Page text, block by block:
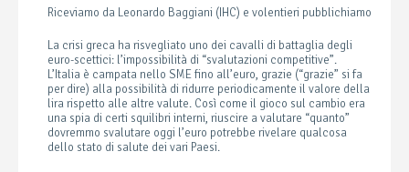
Riceviamo da Leonardo Baggiani (IHC) e volentieri pubblichiamo
La crisi greca ha risvegliato uno dei cavalli di battaglia degli
euro-scettici: l’impossibilità di “svalutazioni competitive”.
L’Italia è campata nello SME fino all’euro, grazie (“grazie” si fa
per dire) alla possibilità di ridurre periodicamente il valore della
lira rispetto alle altre valute. Così come il gioco sul cambio era
una spia di certi squilibri interni, riuscire a valutare “quanto”
dovremmo svalutare oggi l’euro potrebbe rivelare qualcosa
dello stato di salute dei vari Paesi.